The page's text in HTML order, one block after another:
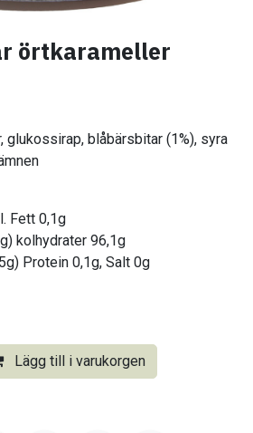
örtkarameller
glukossirap, blåbärsbitar (1%), syra
Fett 0,1g
kolhydrater 96,1g
Protein 0,1g, Salt 0g
Lägg till i varukorgen